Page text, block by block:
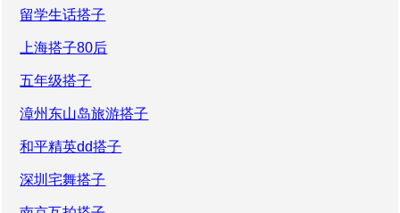
留学生话搭子
上海搭子80后
五年级搭子
漳州东山岛旅游搭子
和平精英dd搭子
深圳宅舞搭子